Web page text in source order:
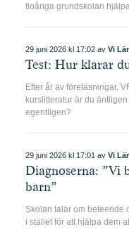
tioåriga grundskolan
29 juni 2026 kl 17:02 av Vi
Test: Hur klarar
Efter år av föreläsningar,
kurslitteratur är du
egentligen?
29 juni 2026 kl 17:01 av Vi
Diagnoserna: ”Vi
barn”
Skolan talar om beteende
i stället för att hjälpa dem